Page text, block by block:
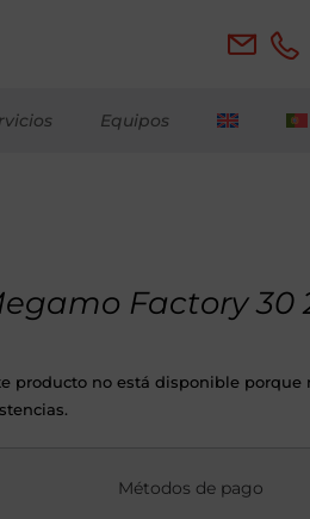
Equipos
Factory 30
producto no está disponible porque
Métodos de pago